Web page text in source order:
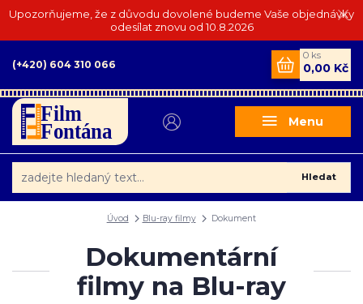
Upozorňujeme, že z důvodu dovolené budeme Vaše objednávky
odesílat znovu od 10.8.2026
Menu
Hledat
(+420) 604 310 066
0 ks
0,00 Kč
Úvod Blu-ray filmy Dokument
Dokumentární
filmy na Blu-ray